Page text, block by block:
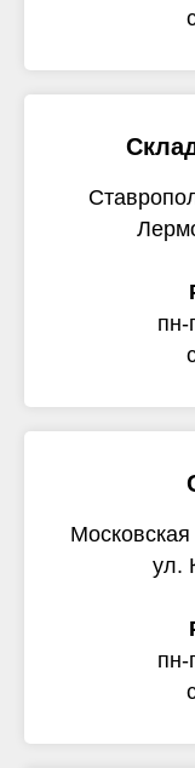
пн-
ул.
пн-